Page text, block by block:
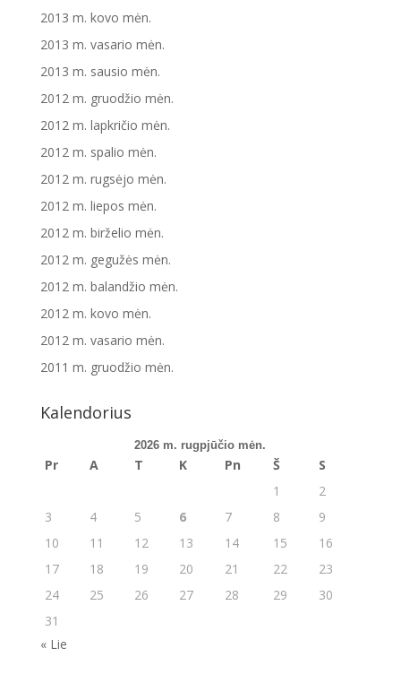
2013 m. kovo mėn.
2013 m. vasario mėn.
2013 m. sausio mėn.
2012 m. gruodžio mėn.
2012 m. lapkričio mėn.
2012 m. spalio mėn.
2012 m. rugsėjo mėn.
2012 m. liepos mėn.
2012 m. birželio mėn.
2012 m. gegužės mėn.
2012 m. balandžio mėn.
2012 m. kovo mėn.
2012 m. vasario mėn.
2011 m. gruodžio mėn.
Kalendorius
2026 m. rugpjūčio mėn.
Pr A T K Pn Š
S
1
2
3
4 5 6 7 8
9
10
11 12 13 14 15
16
17
18 19 20 21 22
23
24
25 26 27 28 29
30
31
« Lie